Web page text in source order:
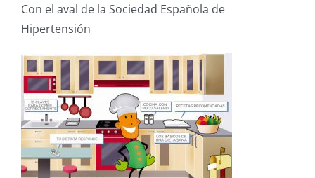
Con el aval de la Sociedad Española de
Hipertensión